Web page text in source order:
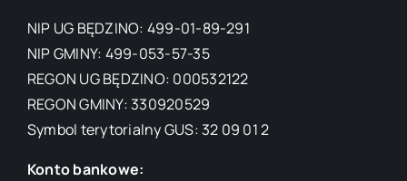
NIP UG BĘDZINO: 499-01-89-291
NIP GMINY: 499-053-57-35
REGON UG BĘDZINO: 000532122
REGON GMINY: 330920529
Symbol terytorialny GUS: 32 09 01 2
Konto bankowe: